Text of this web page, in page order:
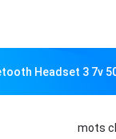
Headset 3 7v
mots